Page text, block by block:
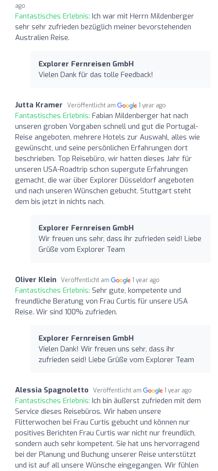
ago
Fantastisches Erlebnis: Ich war mit Herrn Mildenberger
sehr sehr zufrieden bezüglich meiner bevorstehenden
Australien Reise.
Explorer Fernreisen GmbH
Vielen Dank für das tolle Feedback!
Jutta Kramer Veröffentlicht am 1 year ago
Fantastisches Erlebnis: Fabian Mildenberger hat nach
unseren groben Vorgaben schnell und gut die Portugal-
Reise angeboten, mehrere Hotels zur Auswahl, alles wie
gewünscht, und seine persönlichen Erfahrungen dort
beschrieben. Top Reisebüro, wir hatten dieses Jahr für
unseren USA-Roadtrip schon supergute Erfahrungen
gemacht, die war über Explorer Düsseldorf angeboten
und nach unseren Wünschen gebucht. Stuttgart steht
dem bis jetzt in nichts nach.
Explorer Fernreisen GmbH
Wir freuen uns sehr, dass ihr zufrieden seid! Liebe
Grüße vom Explorer Team
Oliver Klein Veröffentlicht am 1 year ago
Fantastisches Erlebnis: Sehr gute, kompetente und
freundliche Beratung von Frau Curtis für unsere USA
Reise. Wir sind 100% zufrieden.
Explorer Fernreisen GmbH
Vielen Dank! Wir freuen uns sehr, dass ihr
zufrieden seid! Liebe Grüße vom Explorer Team
Alessia Spagnoletto Veröffentlicht am 1 year ago
Fantastisches Erlebnis: Ich bin äußerst zufrieden mit dem
Service dieses Reisebüros. Wir haben unsere
Flitterwochen bei Frau Curtis gebucht und können nur
positives Berichten Frau Curtis war nicht nur freundlich,
sondern auch sehr kompetent. Sie hat uns hervorragend
bei der Planung und Buchung unserer Reise unterstützt
und ist auf all unsere Wünsche eingegangen. Wir fühlen